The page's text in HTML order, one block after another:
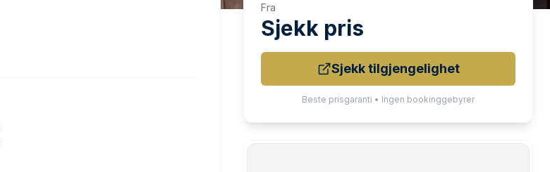
Fra
Sjekk pris
Sjekk tilgjengelighet
Beste prisgaranti • Ingen bookinggebyrer